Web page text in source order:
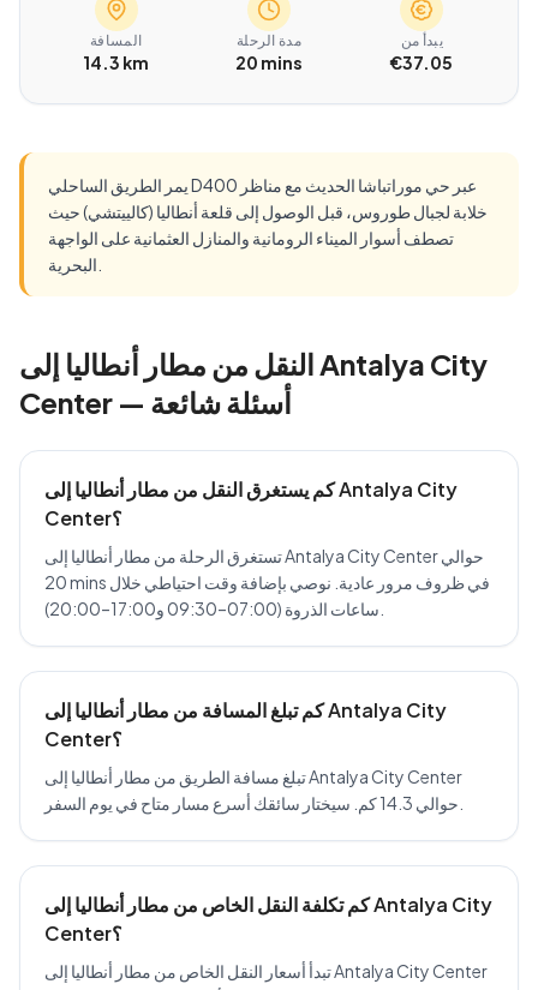
المسافة
14.3 km
مدة الرحلة
20 mins
يبدأ من
€37.05
يمر الطريق الساحلي D400 عبر حي موراتباشا الحديث مع مناظر
خلابة لجبال طوروس، قبل الوصول إلى قلعة أنطاليا (كالييتشي) حيث
تصطف أسوار الميناء الرومانية والمنازل العثمانية على الواجهة
النقل من مطار أنطاليا إلى Antalya City
Center — أسئلة شائعة
كم يستغرق النقل من مطار أنطاليا إلى Antalya City
Center؟
تستغرق الرحلة من مطار أنطاليا إلى Antalya City Center حوالي
20 mins في ظروف مرور عادية. نوصي بإضافة وقت احتياطي خلال
كم تبلغ المسافة من مطار أنطاليا إلى Antalya City
Center؟
تبلغ مسافة الطريق من مطار أنطاليا إلى Antalya City Center
كم تكلفة النقل الخاص من مطار أنطاليا إلى Antalya City
Center؟
تبدأ أسعار النقل الخاص من مطار أنطاليا إلى Antalya City Center